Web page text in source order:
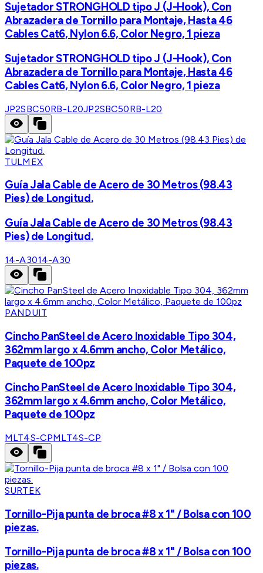
Sujetador STRONGHOLD tipo J (J-Hook), Con
Abrazadera de Tornillo para Montaje, Hasta 46
Cables Cat6, Nylon 6.6, Color Negro, 1 pieza
Sujetador STRONGHOLD tipo J (J-Hook), Con
Abrazadera de Tornillo para Montaje, Hasta 46
Cables Cat6, Nylon 6.6, Color Negro, 1 pieza
JP2SBC50RB-L20JP2SBC50RB-L20
TULMEX
Guía Jala Cable de Acero de 30 Metros (98.43
Pies) de Longitud.
Guía Jala Cable de Acero de 30 Metros (98.43
Pies) de Longitud.
14-A3014-A30
PANDUIT
Cincho PanSteel de Acero Inoxidable Tipo 304,
362mm largo x 4.6mm ancho, Color Metálico,
Paquete de 100pz
Cincho PanSteel de Acero Inoxidable Tipo 304,
362mm largo x 4.6mm ancho, Color Metálico,
Paquete de 100pz
MLT4S-CPMLT4S-CP
SURTEK
Tornillo-Pija punta de broca #8 x 1" / Bolsa con 100
piezas.
Tornillo-Pija punta de broca #8 x 1" / Bolsa con 100
piezas.